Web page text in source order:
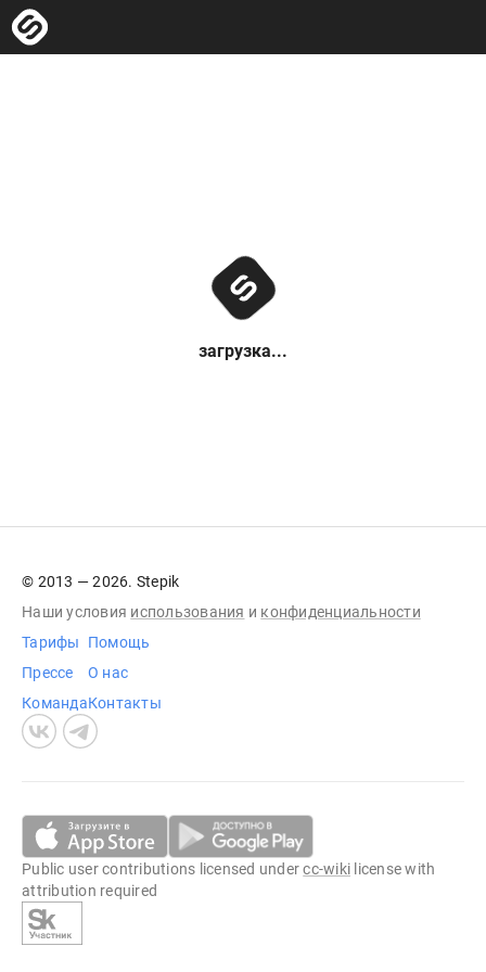
загрузка...
© 2013 — 2026. Stepik
Наши условия использования и конфиденциальности
Тарифы
Прессе
Команда
Помощь
О нас
Контакты
Public user contributions licensed undercc-wiki license with
attribution required